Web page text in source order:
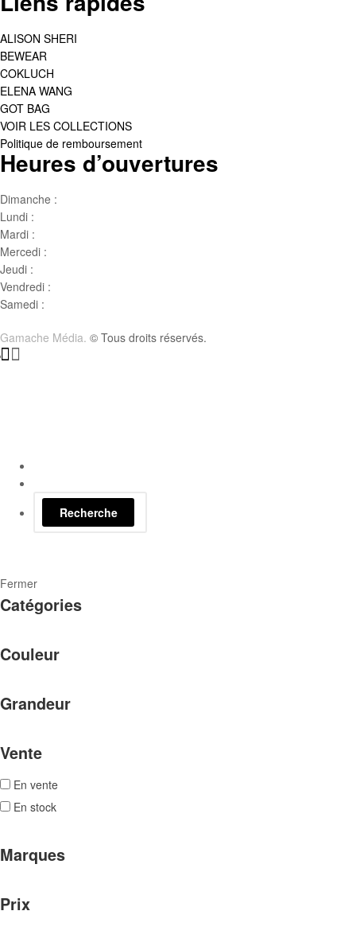
ALISON SHERI
BEWEAR
COKLUCH
ELENA WANG
GOT BAG
VOIR LES COLLECTIONS
Politique de remboursement
Heures d’ouvertures
Dimanche :
Lundi :
Mardi :
Mercedi :
Jeudi :
Vendredi :
Samedi :
Gamache Média. © Tous droits réservés.
Recherche
Fermer
Catégories
Couleur
Grandeur
Vente
En vente
En stock
Marques
Prix